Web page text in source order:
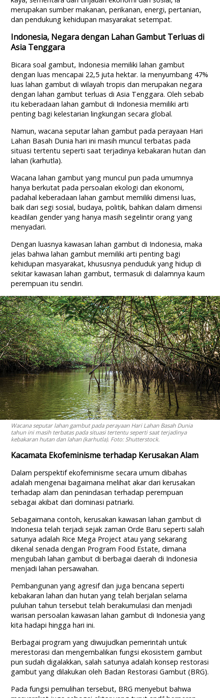
merupakan sumber makanan, perikanan, energi, pertanian,
dan pendukung kehidupan masyarakat setempat.
Indonesia, Negara dengan Lahan Gambut Terluas di
Asia Tenggara
Bicara soal gambut, Indonesia memiliki lahan gambut
dengan luas mencapai 22,5 juta hektar. Ia menyumbang 47%
luas lahan gambut di wilayah tropis dan merupakan negara
dengan lahan gambut terluas di Asia Tenggara. Oleh sebab
itu keberadaan lahan gambut di Indonesia memiliki arti
penting bagi kelestarian lingkungan secara global.
Namun, wacana seputar lahan gambut pada perayaan Hari
Lahan Basah Dunia hari ini masih muncul terbatas pada
situasi tertentu seperti saat terjadinya kebakaran hutan dan
lahan (karhutla).
Wacana lahan gambut yang muncul pun pada umumnya
hanya berkutat pada persoalan ekologi dan ekonomi,
padahal keberadaan lahan gambut memiliki dimensi luas,
baik dari segi sosial, budaya, politik, bahkan dalam dimensi
keadilan gender yang hanya masih segelintir orang yang
menyadari.
Dengan luasnya kawasan lahan gambut di Indonesia, maka
jelas bahwa lahan gambut memiliki arti penting bagi
kehidupan masyarakat, khususnya penduduk yang hidup di
sekitar kawasan lahan gambut, termasuk di dalamnya kaum
perempuan itu sendiri.
Wacana seputar lahan gambut pada perayaan Hari Lahan Basah Dunia
tahun ini masih terbatas pada situasi tertentu seperti saat terjadinya
kebakaran hutan dan lahan (karhutla). Foto: Shutterstock.
Kacamata Ekofeminisme terhadap Kerusakan Alam
Dalam perspektif ekofeminisme secara umum dibahas
adalah mengenai bagaimana melihat akar dari kerusakan
terhadap alam dan penindasan terhadap perempuan
sebagai akibat dari dominasi patriarki.
Sebagaimana contoh, kerusakan kawasan lahan gambut di
Indonesia telah terjadi sejak zaman Orde Baru seperti salah
satunya adalah Rice Mega Project atau yang sekarang
dikenal senada dengan Program Food Estate, dimana
mengubah lahan gambut di berbagai daerah di Indonesia
menjadi lahan persawahan.
Pembangunan yang agresif dan juga bencana seperti
kebakaran lahan dan hutan yang telah berjalan selama
puluhan tahun tersebut telah berakumulasi dan menjadi
warisan persoalan kawasan lahan gambut di Indonesia yang
kita hadapi hingga hari ini.
Berbagai program yang diwujudkan pemerintah untuk
merestorasi dan mengembalikan fungsi ekosistem gambut
pun sudah digalakkan, salah satunya adalah konsep restorasi
gambut yang dilakukan oleh Badan Restorasi Gambut (BRG).
Pada fungsi pemulihan tersebut, BRG menyebut bahwa